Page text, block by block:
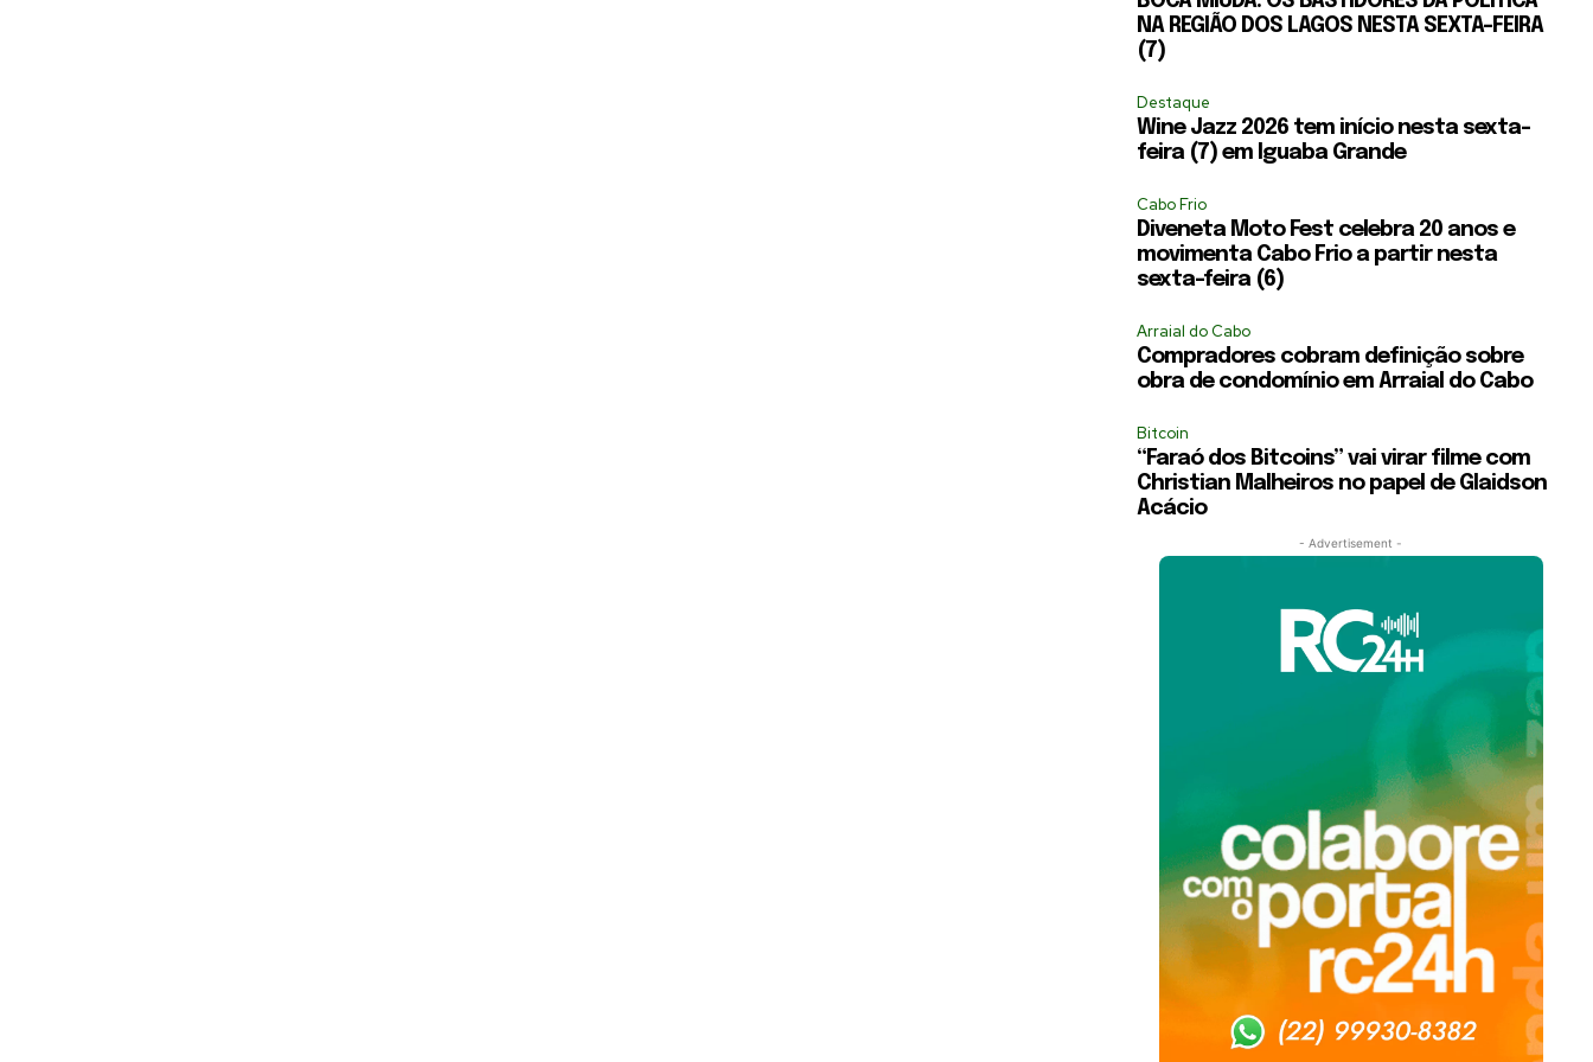
NA REGIÃO DOS LAGOS NESTA SEXTA-FEIRA
(7)
Destaque
Wine Jazz 2026 tem início nesta sexta-
feira (7) em Iguaba Grande
Cabo Frio
Diveneta Moto Fest celebra 20 anos e
movimenta Cabo Frio a partir nesta
sexta-feira (6)
Arraial do Cabo
Compradores cobram definição sobre
obra de condomínio em Arraial do Cabo
Bitcoin
“Faraó dos Bitcoins” vai virar filme com
Christian Malheiros no papel de Glaidson
Acácio
- Advertisement -